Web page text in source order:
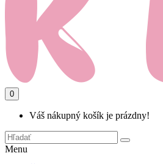
0
Váš nákupný košík je prázdny!
Menu